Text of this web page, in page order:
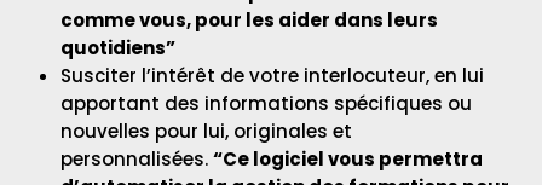
comme vous, pour les aider dans leurs
quotidiens”
Susciter l’intérêt de votre interlocuteur, en lui
apportant des informations spécifiques ou
nouvelles pour lui, originales et
personnalisées.“Ce logiciel vous permettra